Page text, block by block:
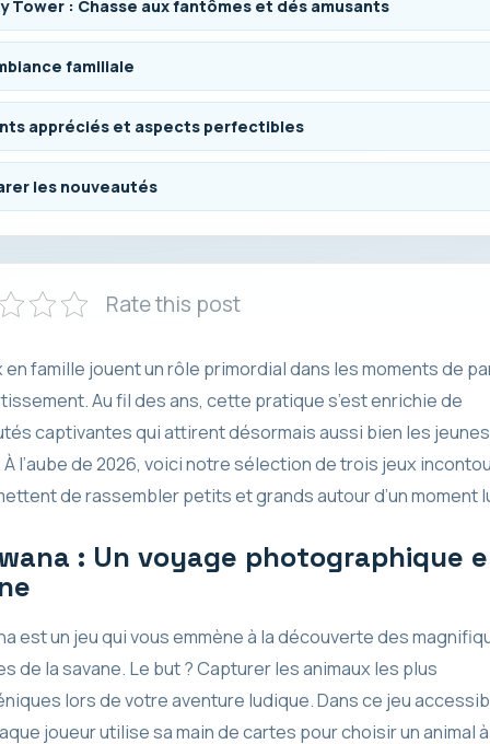
Tower : Chasse aux fantômes et dés amusants
familiale
appréciés et aspects perfectibles
les nouveautés
Rate this post
en famille jouent un rôle primordial dans les moments de
Au fil des ans, cette pratique s’est enrichie de
captivantes qui attirent désormais aussi bien les
l’aube de 2026, voici notre sélection de trois jeux
de rassembler petits et grands autour d’un moment
: Un voyage photographique
est un jeu qui vous emmène à la découverte des
de la savane. Le but ? Capturer les animaux les plus
lors de votre aventure ludique. Dans ce jeu
joueur utilise sa main de cartes pour choisir un animal à